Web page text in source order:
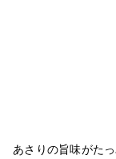
あさりの旨味がた